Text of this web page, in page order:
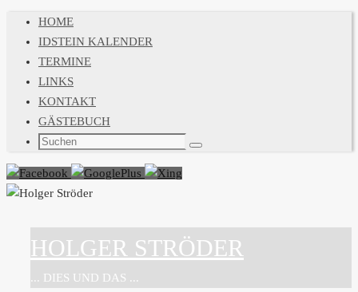
Zum
Inhalt
springen
HOME
IDSTEIN KALENDER
TERMINE
LINKS
KONTAKT
GÄSTEBUCH
Suchen
Suchen
HOLGER STRÖDER
... DIES UND DAS ...